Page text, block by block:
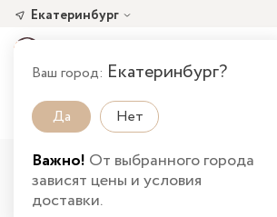
Екатеринбург
Ваш город: Екатеринбург?
Да Нет
Важно! От выбранного города
зависят цены и условия
доставки.
Главная
Каталог товаров
Шкафы и стеллажи от производителя
Стеллажи от производителя в Екатеринбурге